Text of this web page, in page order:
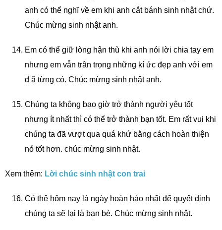
anh có thể nghĩ về em khi anh cắt bánh sinh nhật chứ.
Chúc mừng sinh nhật anh.
Em có thể giữ lòng hận thù khi anh nói lời chia tay em
nhưng em vẫn trân trọng những kí ức đẹp anh với em
đ ã từng có. Chúc mừng sinh nhật anh.
Chúng ta không bao giờ trở thành người yêu tốt
nhưng ít nhất thì có thể trở thành bạn tốt. Em rất vui khi
chúng ta đã vượt qua quá khứ bằng cách hoàn thiện
nó tốt hơn. chúc mừng sinh nhật.
Xem thêm: Lời chúc sinh nhật con trai
Có thê hôm nay là ngày hoàn hảo nhất để quyết định
chúng ta sẽ lại là bạn bè. Chúc mừng sinh nhật.